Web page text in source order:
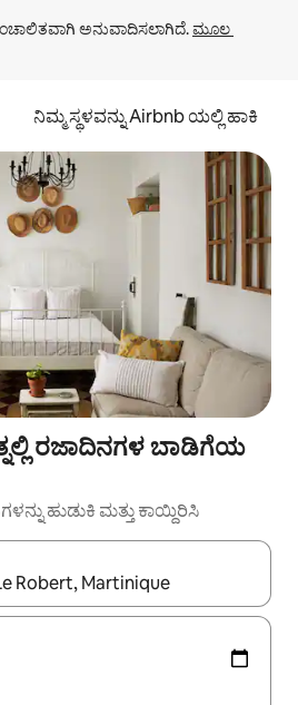
ಅನುವಾದಿಸಲಾಗಿದೆ. ಮೂಲ
ನಿಮ್ಮ ಸ್ಥಳವನ್ನು Airbnb ಯಲ್ಲಿ ಹಾಕಿ
ರಜಾದಿನಗಳ ಬಾಡಿಗೆಯ
ಹುಡುಕಿ ಮತ್ತು ಕಾಯ್ದಿರಿಸಿ
ಅಪ್ ಮತ್ತು ಡೌನ್ ಬಾಣದ ಕೀಲಿಗಳೊಂದಿಗೆ